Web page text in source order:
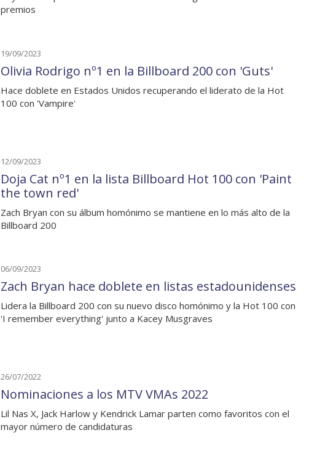
premios
19/09/2023
Olivia Rodrigo nº1 en la Billboard 200 con 'Guts'
Hace doblete en Estados Unidos recuperando el liderato de la Hot
100 con 'Vampire'
12/09/2023
Doja Cat nº1 en la lista Billboard Hot 100 con 'Paint
the town red'
Zach Bryan con su álbum homónimo se mantiene en lo más alto de la
Billboard 200
06/09/2023
Zach Bryan hace doblete en listas estadounidenses
Lidera la Billboard 200 con su nuevo disco homónimo y la Hot 100 con
'I remember everything' junto a Kacey Musgraves
26/07/2022
Nominaciones a los MTV VMAs 2022
Lil Nas X, Jack Harlow y Kendrick Lamar parten como favoritos con el
mayor número de candidaturas